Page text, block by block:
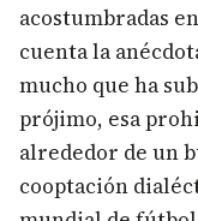
acostumbradas
cuenta la
mucho que ha
prójimo, esa
alrededor de un
cooptación